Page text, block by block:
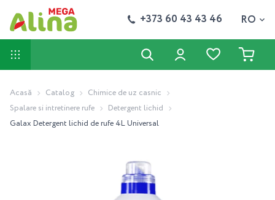
+373 60 43 43 46 RO
Acasă Catalog
Chimice de uz casnic
Spalare si intretinere rufe
Detergent lichid
Galax Detergent lichid de rufe 4L Universal